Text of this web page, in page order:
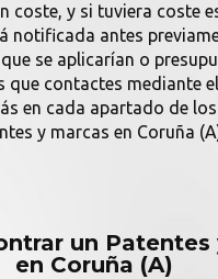
coste, y si tuviera coste
notificada antes
se aplicarían o
que contactes mediante
en cada apartado de
y marcas en Coruña
un Patentes
en Coruña (A)